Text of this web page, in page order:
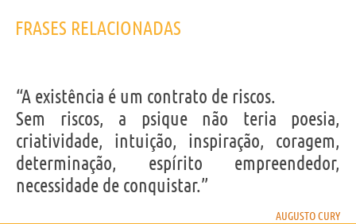
FRASES RELACIONADAS
“A existência é um contrato de riscos.
Sem riscos, a psique não teria poesia,
criatividade, intuição, inspiração, coragem,
determinação, espírito empreendedor,
necessidade de conquistar.”
AUGUSTO CURY